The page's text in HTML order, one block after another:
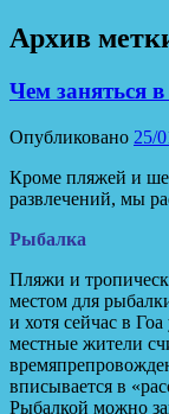
Архив
Чем заняться в
Опубликовано 25/
Кроме пляжей и
развлечений, мы
Рыбалка
Пляжи и
местом для
и хотя сейчас в
местные жители
вписывается в
Рыбалкой можно